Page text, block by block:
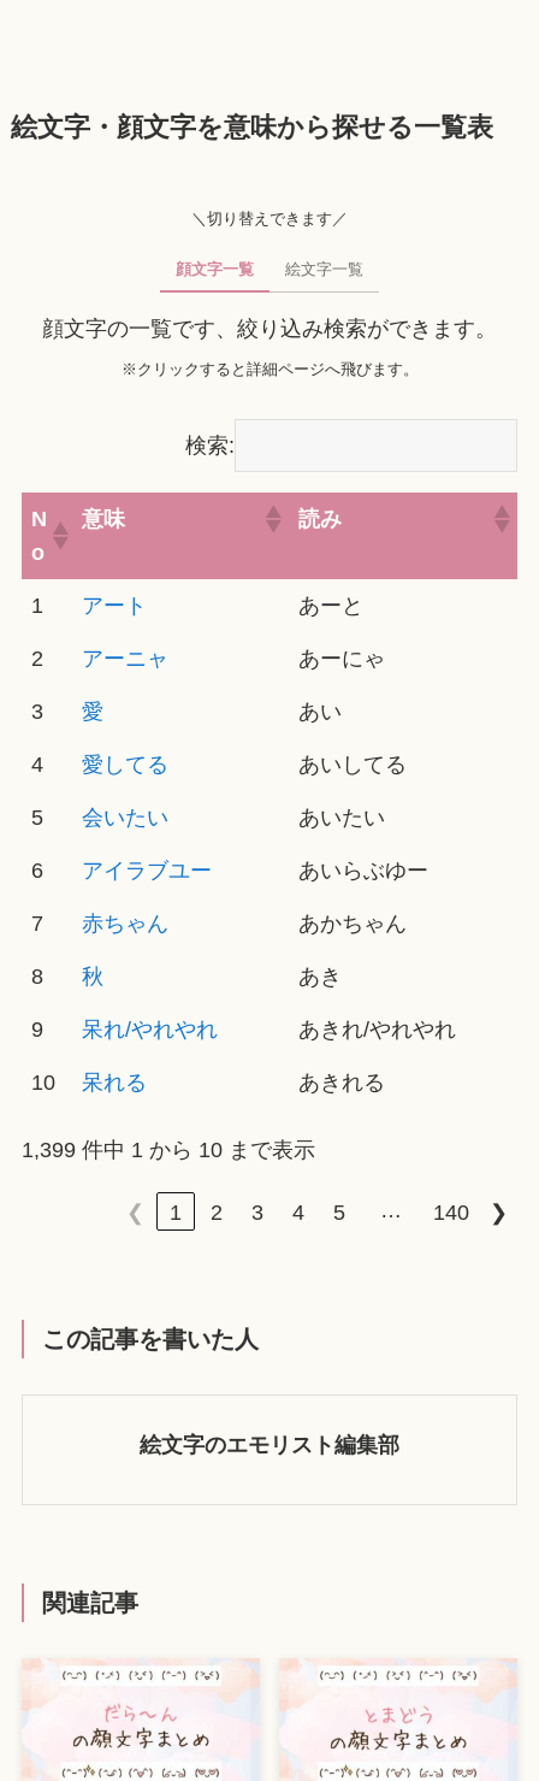
絵文字・顔文字を意味から探せる一覧表
＼切り替えできます／
顔文字一覧 絵文字一覧
顔文字の一覧です、絞り込み検索ができます。
※クリックすると詳細ページへ飛びます。
検索:
N
o
意味 読み
1 アート あーと
2 アーニャ あーにゃ
3 愛 あい
4 愛してる あいしてる
5 会いたい あいたい
6 アイラブユー あいらぶゆー
7 赤ちゃん あかちゃん
8 秋 あき
9 呆れ/やれやれ あきれ/やれやれ
10 呆れる あきれる
1,399 件中 1 から 10 まで表示
❮ 1 2 3 4 5 … 140 ❯
この記事を書いた人
絵文字のエモリスト編集部
関連記事